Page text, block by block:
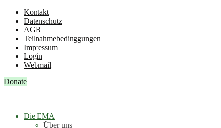
Kontakt
Datenschutz
AGB
Teilnahmebedinggungen
Impressum
Login
Webmail
Donate
Die EMA
Über uns